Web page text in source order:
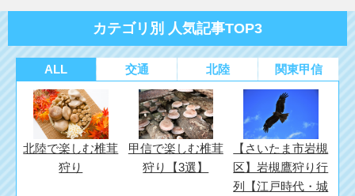
カテゴリ別 人気記事TOP3
ALL 交通 北陸 関東甲信
北陸で楽しむ椎茸
狩り
甲信で楽しむ椎茸
狩り【3選】
【さいたま市岩槻
区】岩槻鷹狩り行
列【江戸時代・城